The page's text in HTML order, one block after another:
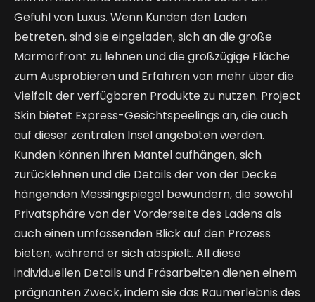
Gefühl von Luxus. Wenn Kunden den Laden
betreten, sind sie eingeladen, sich an die große
Marmorfront zu lehnen und die großzügige Fläche
zum Ausprobieren und Erfahren von mehr über die
Vielfalt der verfügbaren Produkte zu nutzen. Project
Skin bietet Express-Gesichtspeelings an, die auch
auf dieser zentralen Insel angeboten werden.
Kunden können ihren Mantel aufhängen, sich
zurücklehnen und die Details der von der Decke
hängenden Messingspiegel bewundern, die sowohl
Privatsphäre von der Vorderseite des Ladens als
auch einen umfassenden Blick auf den Prozess
bieten, während er sich abspielt. All diese
individuellen Details und Fräsarbeiten dienen einem
prägnanten Zweck, indem sie das Raumerlebnis des